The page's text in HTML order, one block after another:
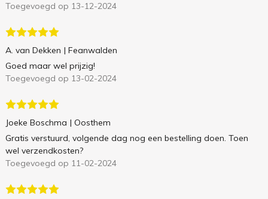
Toegevoegd op 13-12-2024
A. van Dekken | Feanwalden
Goed maar wel prijzig!
Toegevoegd op 13-02-2024
Joeke Boschma | Oosthem
Gratis verstuurd, volgende dag nog een bestelling doen. Toen
wel verzendkosten?
Toegevoegd op 11-02-2024